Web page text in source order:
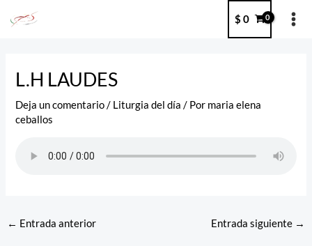
$ 0
L.H LAUDES
Deja un comentario / Liturgia del día / Por maria elena
ceballos
← Entrada anterior Entrada siguiente →